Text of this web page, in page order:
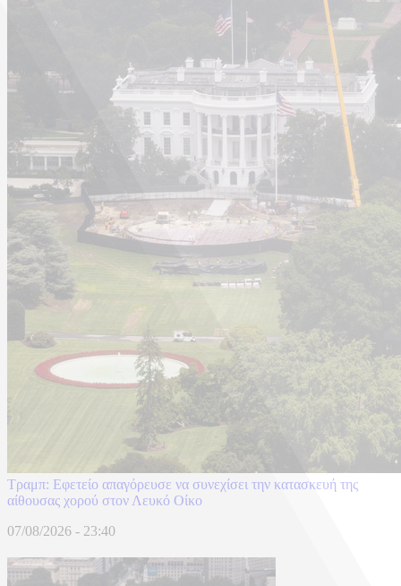
Τραμπ: Εφετείο απαγόρευσε να συνεχίσει την κατασκευή της
αίθουσας χορού στον Λευκό Οίκο
07/08/2026 - 23:40